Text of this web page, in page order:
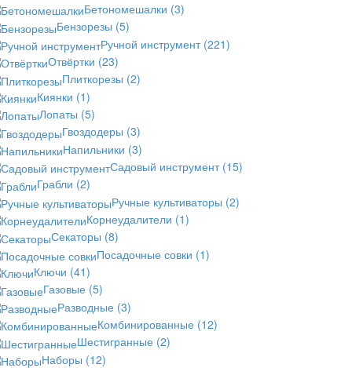
Бетономешалки (3)
Бензорезы (5)
Ручной инструмент (221)
Отвёртки (23)
Плиткорезы (2)
Киянки (1)
Лопаты (5)
Гвоздодеры (3)
Напильники (3)
Садовый инструмент (15)
Грабли (2)
Ручные культиваторы (2)
Корнеудалители (1)
Секаторы (8)
Посадочные совки (1)
Ключи (41)
Газовые (5)
Разводные (3)
Комбинированные (12)
Шестигранные (2)
Наборы (12)